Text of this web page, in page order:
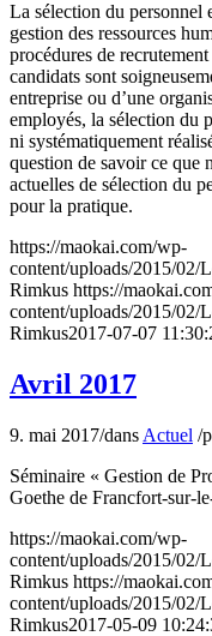
La sélection du personnel
gestion des ressources
procédures de
candidats sont
entreprise ou d’une
employés, la sélection du
ni systématiquement
question de savoir ce que
actuelles de sélection du
pour la pratique.
https://maokai.com/wp-
content/uploads/2015/02/
Rimkus https://
content/uploads/2015/02/
Rimkus2017-07-07
Avril 2017
9. mai 2017/dans Actuel /
Séminaire « Gestion de
Goethe de Francfort-sur-
https://maokai.com/wp-
content/uploads/2015/02/
Rimkus https://
content/uploads/2015/02/
Rimkus2017-05-09